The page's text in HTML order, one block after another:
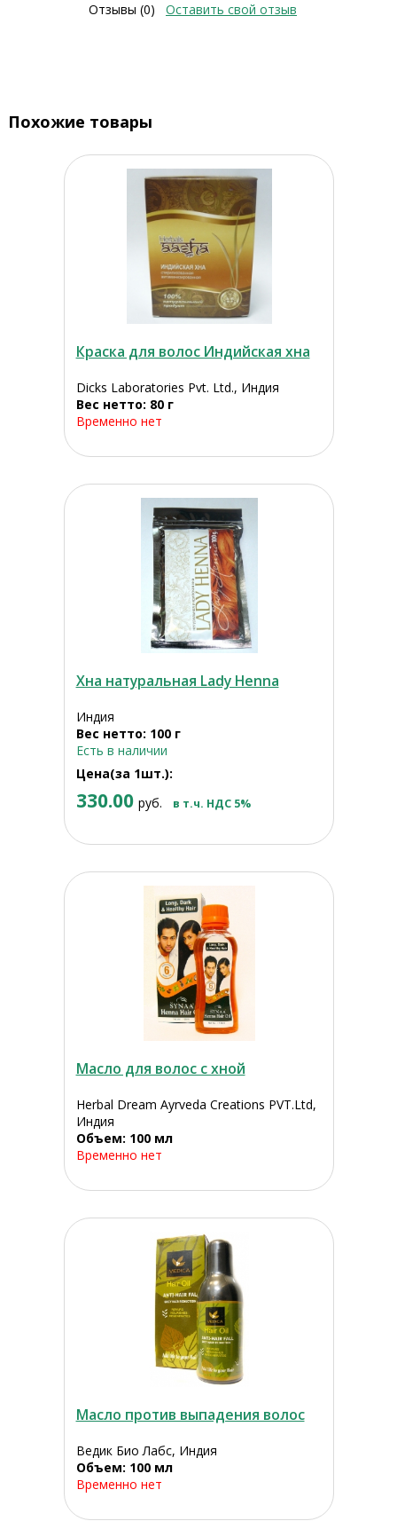
Отзывы (0) Оставить свой отзыв
Похожие товары
Краска для волос Индийская хна
Dicks Laboratories Pvt. Ltd., Индия
Вес нетто: 80 г
Временно нет
Хна натуральная Lady Henna
Индия
Вес нетто: 100 г
Есть в наличии
Цена(за 1шт.):
330.00 руб. в т.ч. НДС 5%
Масло для волос с хной
Herbal Dream Ayrveda Creations PVT.Ltd,
Индия
Объем: 100 мл
Временно нет
Масло против выпадения волос
Ведик Био Лабс, Индия
Объем: 100 мл
Временно нет